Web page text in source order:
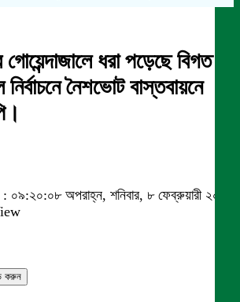
ধরা পড়েছে বিগত
নৈশভোট বাস্তবায়নে
অপরাহ্ন, শনিবার, ৮ ফেব্রুয়ারী ২০২৫
করুন